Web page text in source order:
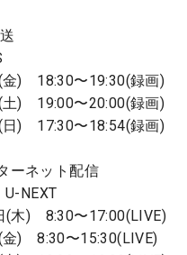
金) 18:30〜19:30(録画)
土) 19:00〜20:00(録画)
日) 17:30〜18:54(録画)
ーネット配信
U-NEXT
(木) 8:30〜17:00(LIVE)
金) 8:30〜15:30(LIVE)